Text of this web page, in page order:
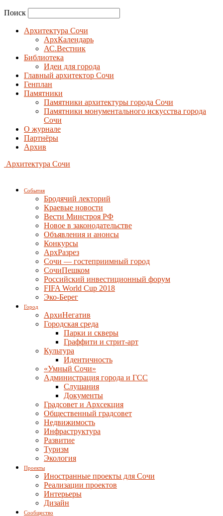
Поиск
Архитектура Сочи
АрхКалендарь
АС.Вестник
Библиотека
Идеи для города
Главный архитектор Сочи
Генплан
Памятники
Памятники архитектуры города Сочи
Памятники монументального искусства города
Сочи
О журнале
Партнёры
Архив
Архитектура Сочи
События
Бродячий лекторий
Краевые новости
Вести Минстроя РФ
Новое в законодательстве
Объявления и анонсы
Конкурсы
АрхРазрез
Сочи — гостеприимный город
СочиПешком
Российский инвестиционный форум
FIFA World Cup 2018
Эко-Берег
Город
АрхиНегатив
Городская среда
Парки и скверы
Граффити и стрит-арт
Культура
Идентичность
«Умный Сочи»
Администрация города и ГСС
Слушания
Документы
Градсовет и Архсекция
Общественный градсовет
Недвижимость
Инфраструктура
Развитие
Туризм
Экология
Проекты
Иностранные проекты для Сочи
Реализации проектов
Интерьеры
Дизайн
Сообщество